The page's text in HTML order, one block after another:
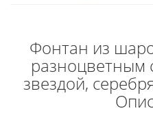
Фонтан из
разноцветным
звездой,